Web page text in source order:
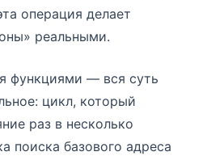
операция делает
реальными.
функциями — вся суть
цикл, который
раз в несколько
поиска базового адреса